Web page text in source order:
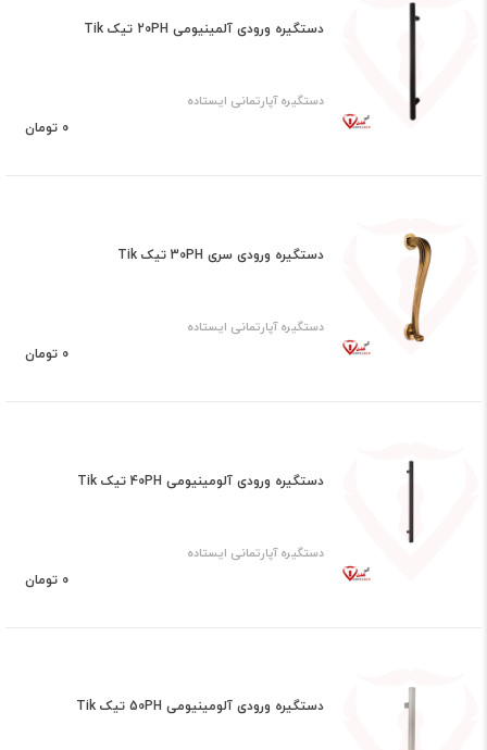
دستگیره ورودی آلمینیومی 20PH تیک Tik
دستگیره آپارتمانی ایستاده
0 تومان
دستگیره ورودی سری 30PH تیک Tik
دستگیره آپارتمانی ایستاده
0 تومان
دستگیره ورودی آلومینیومی 40PH تیک Tik
دستگیره آپارتمانی ایستاده
0 تومان
دستگیره ورودی آلومینیومی 50PH تیک Tik